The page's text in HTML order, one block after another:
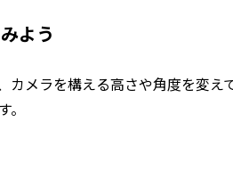
よう
カメラを構える高さや角度を変
。